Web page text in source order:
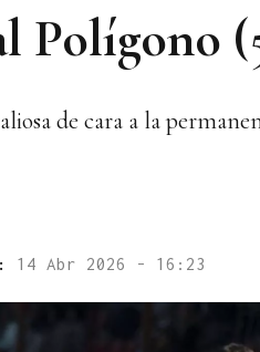
Polígono
de cara a la
14 Abr 2026 - 16:23